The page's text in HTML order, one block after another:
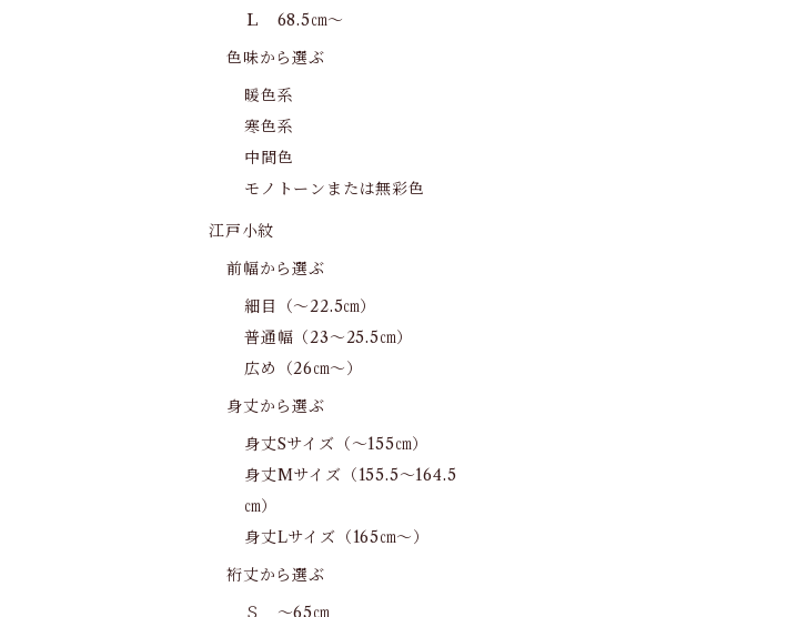
Ｌ 68.5㎝～
色味から選ぶ
暖色系
寒色系
中間色
モノトーンまたは無彩色
江戸小紋
前幅から選ぶ
細目（～22.5㎝）
普通幅（23～25.5㎝）
広め（26㎝～）
身丈から選ぶ
身丈Sサイズ（～155㎝）
身丈Mサイズ（155.5～164.5
㎝）
身丈Lサイズ（165㎝～）
裄丈から選ぶ
Ｓ ～65㎝